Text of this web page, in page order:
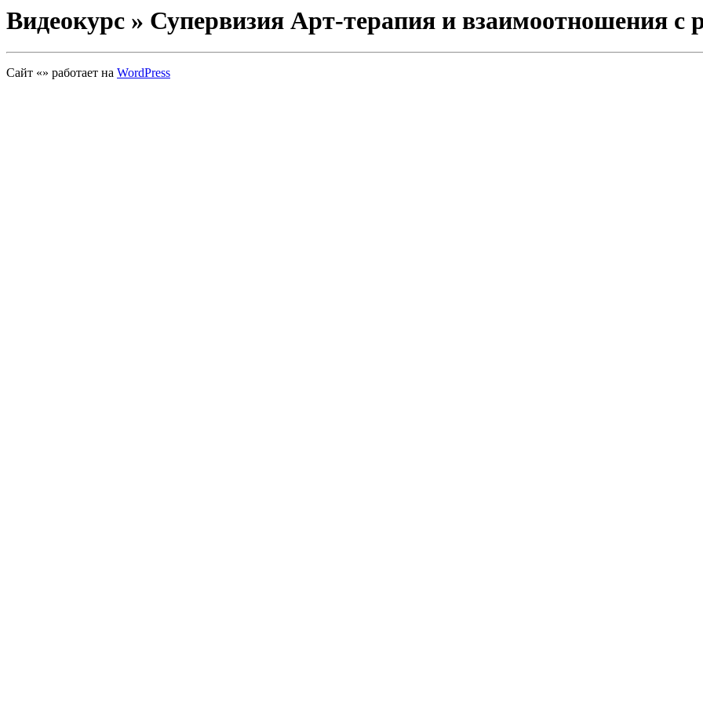
Видеокурс » Супервизия Арт-терапия и взаимоотношения с
Сайт «» работает на WordPress